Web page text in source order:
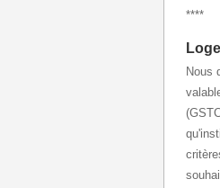
****
Nous